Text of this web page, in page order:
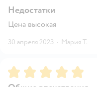
Недостатки
Цена высокая
30 апреля 2023 · Мария Т.
Рейтинг:5